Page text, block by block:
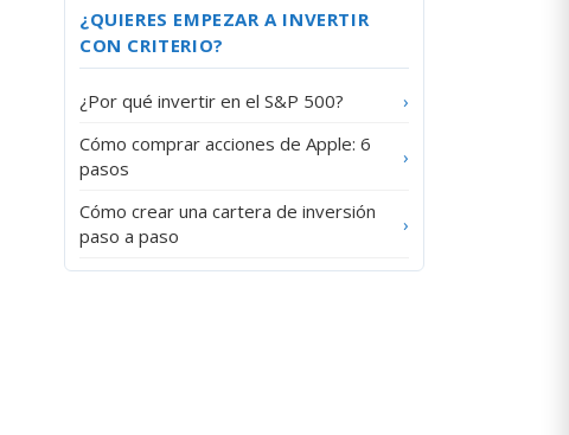
¿QUIERES EMPEZAR A INVERTIR
CON CRITERIO?
¿Por qué invertir en el S&P 500?
›
Cómo comprar acciones de Apple: 6
pasos
›
Cómo crear una cartera de inversión
paso a paso
›